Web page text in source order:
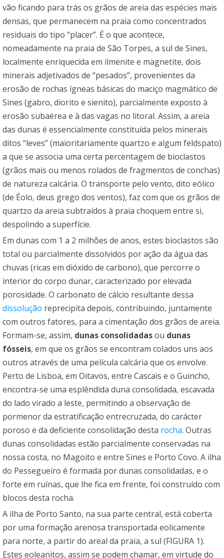
vão ficando para trás os grãos de areia das espécies mais
densas, que permanecem na praia como concentrados
residuais do tipo “placer”. É o que acontece,
nomeadamente na praia de São Torpes, a sul de Sines,
localmente enriquecida em ilmenite e magnetite, dois
minerais adjetivados de “pesados”, provenientes da
erosão de rochas ígneas básicas do maciço magmático de
Sines (gabro, diorito e sienito), parcialmente exposto à
erosão subaérea e à das vagas no litoral. Assim, a areia
das dunas é essencialmente constituída pelos minerais
ditos “leves” (maioritariamente quartzo e algum feldspato)
a que se associa uma certa percentagem de bioclastos
(grãos mais ou menos rolados de fragmentos de conchas)
de natureza calcária. O transporte pelo vento, dito eólico
(de Éolo, deus grego dos ventos), faz com que os grãos de
quartzo da areia subtraídos à praia choquem entre si,
despolindo a superfície.
Em dunas com 1 a 2 milhões de anos, estes bioclastos são
total ou parcialmente dissolvidos por ação da água das
chuvas (ricas em dióxido de carbono), que percorre o
interior do corpo dunar, caracterizado por elevada
porosidade. O carbonato de cálcio resultante dessa
dissolução reprecipita depois, contribuindo, juntamente
com outros fatores, para a cimentação dos grãos de areia.
Formam-se, assim, dunas consolidadasou dunas
fósseis, em que os grãos se encontram colados uns aos
outros através de uma película calcária que os envolve.
Perto de Lisboa, em Oitavos, entre Cascais e o Guincho,
encontra-se uma esplêndida duna consolidada, escavada
do lado virado a leste, permitindo a observação de
pormenor da estratificação entrecruzada, do carácter
poroso e da deficiente consolidação desta rocha. Outras
dunas consolidadas estão parcialmente conservadas na
nossa costa, no Magoito e entre Sines e Porto Covo. A ilha
do Pessegueiro é formada por dunas consolidadas, e o
forte em ruínas, que lhe fica em frente, foi construído com
blocos desta rocha.
A ilha de Porto Santo, na sua parte central, está coberta
por uma formação arenosa transportada eolicamente
para norte, a partir do areal da praia, a sul (FIGURA 1).
Estes eoleanitos, assim se podem chamar, em virtude do